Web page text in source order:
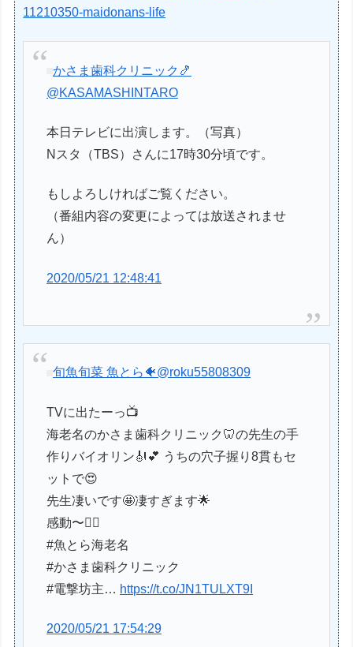
11210350-maidonans-life
かさま歯科クリニック🍤
@KASAMASHINTARO
本日テレビに出演します。（写真）
Nスタ（TBS）さんに17時30分頃です。
もしよろしければご覧ください。
（番組内容の変更によっては放送されませ
ん）
2020/05/21 12:48:41
旬魚旬菜 魚とら🐠@roku55808309
TVに出たーっ📺
海老名のかさま歯科クリニック🦷の先生の手
作りバイオリン🎻💕 うちの穴子握り8貫もセ
ットで😍
先生凄いです🤩凄すぎます🌟
感動〜🙇‍♀️
#魚とら海老名
#かさま歯科クリニック
#電撃坊主… https://t.co/JN1TULXT9I
2020/05/21 17:54:29